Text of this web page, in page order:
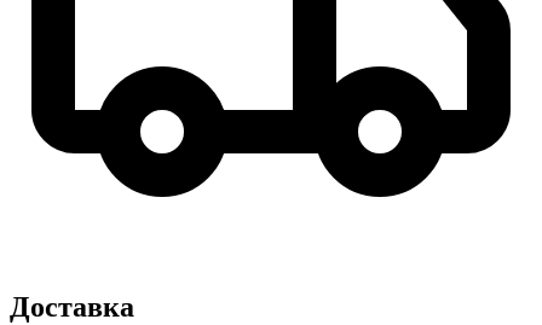
Доставка